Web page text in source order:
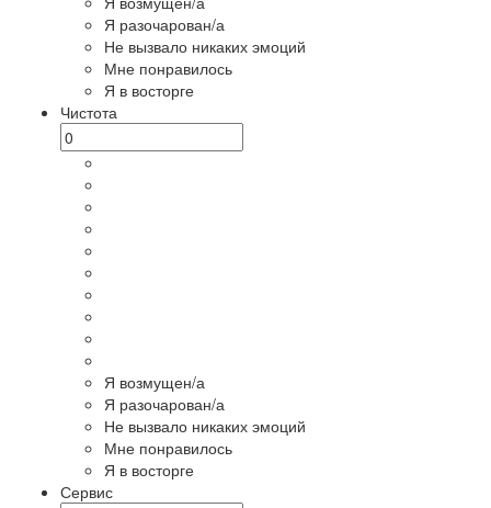
Я разочарован/а
Не вызвало никаких эмоций
Мне понравилось
Я в восторге
Чистота
Я возмущен/а
Я разочарован/а
Не вызвало никаких эмоций
Мне понравилось
Я в восторге
Сервис